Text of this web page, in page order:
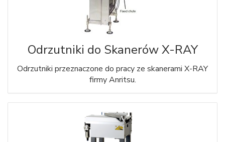
Odrzutniki do Skanerów X-RAY
Odrzutniki przeznaczone do pracy ze skanerami X-RAY
firmy Anritsu.